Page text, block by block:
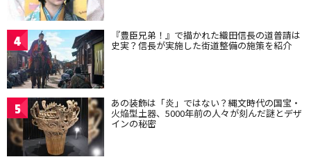
4 『豊臣兄弟！』で描かれた織田信長の道普請は
史実？信長が実施した街道整備の施策を紹介
5 あの装飾は「炎」ではない？縄文時代の国宝・
火焔型土器、5000年前の人々が刻んだ謎とデザ
インの秘密